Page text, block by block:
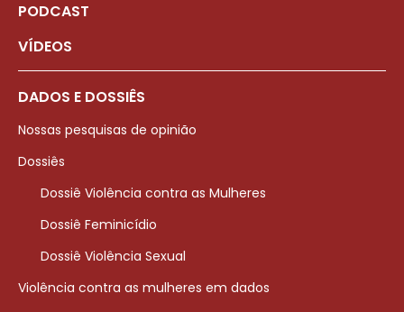
PODCAST
VÍDEOS
DADOS E DOSSIÊS
Nossas pesquisas de opinião
Dossiês
Dossiê Violência contra as Mulheres
Dossiê Feminicídio
Dossiê Violência Sexual
Violência contra as mulheres em dados